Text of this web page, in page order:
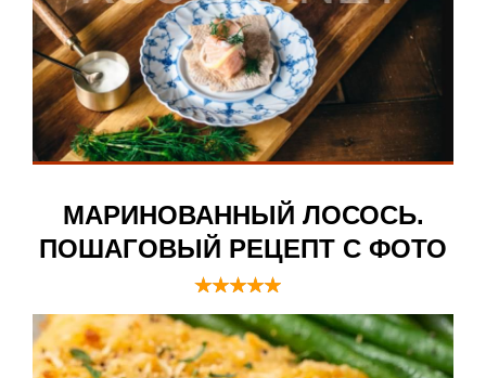
МАРИНОВАННЫЙ ЛОСОСЬ.
ПОШАГОВЫЙ РЕЦЕПТ С ФОТО